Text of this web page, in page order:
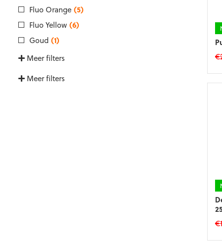
Fluo Orange (5)
Fluo Yellow (6)
Goud (1)
Meer filters
Meer filters
€
€